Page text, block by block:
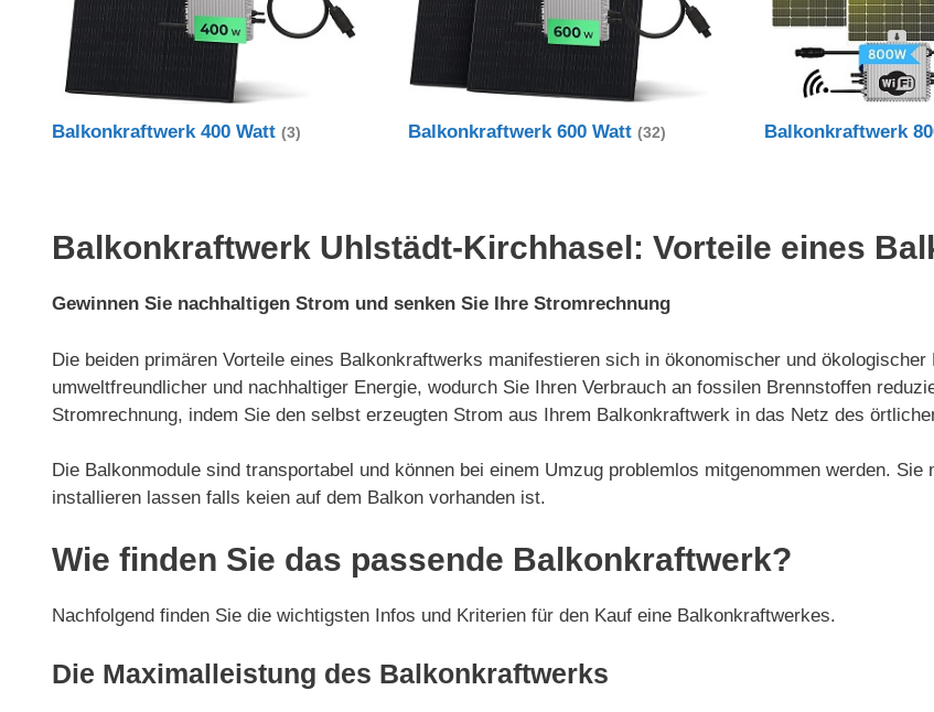
Balkonkraftwerk 400 Watt (3) Balkonkraftwerk 600 Watt(32) Balkonkraftwerk
Balkonkraftwerk Uhlstädt-Kirchhasel: Vorteile eines
Gewinnen Sie nachhaltigen Strom und senken Sie Ihre Stromrechnung
Die beiden primären Vorteile eines Balkonkraftwerks manifestieren sich in ökonomischer und
umweltfreundlicher und nachhaltiger Energie, wodurch Sie Ihren Verbrauch an fossilen Brennstoffen
Stromrechnung, indem Sie den selbst erzeugten Strom aus Ihrem Balkonkraftwerk in das Netz des
Die Balkonmodule sind transportabel und können bei einem Umzug problemlos mitgenommen werden.
installieren lassen falls keien auf dem Balkon vorhanden ist.
Wie finden Sie das passende Balkonkraftwerk?
Nachfolgend finden Sie die wichtigsten Infos und Kriterien für den Kauf eine Balkonkraftwerkes.
Die Maximalleistung des Balkonkraftwerks